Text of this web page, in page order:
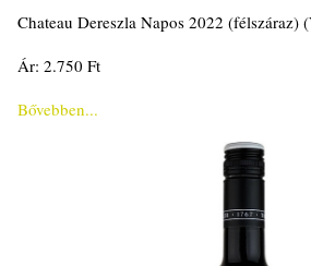
Chateau Dereszla Napos 2022 (félszáraz)
Ár: 2.750 Ft
Bővebben...